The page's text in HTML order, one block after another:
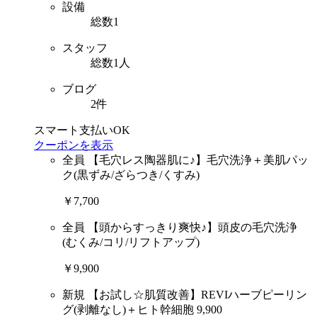
設備
総数1
スタッフ
総数1人
ブログ
2件
スマート支払いOK
クーポンを表示
全員
【毛穴レス陶器肌に♪】毛穴洗浄＋美肌パッ
ク(黒ずみ/ざらつき/くすみ)
￥7,700
全員
【頭からすっきり爽快♪】頭皮の毛穴洗浄
(むくみ/コリ/リフトアップ)
￥9,900
新規
【お試し☆肌質改善】REVIハーブピーリン
グ(剥離なし)＋ヒト幹細胞 9,900